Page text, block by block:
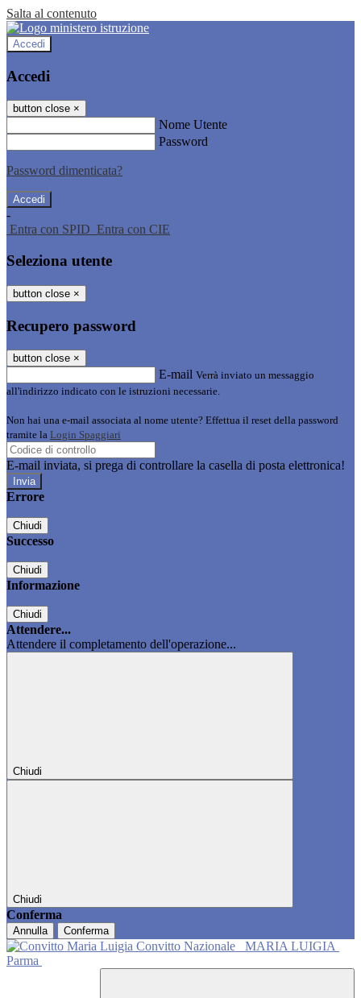
Salta al contenuto
Accedi
Accedi
button close ×
Nome Utente
Password
Password dimenticata?
-
Entra con SPID Entra con CIE
Seleziona utente
button close ×
Recupero password
button close ×
E-mail Verrà inviato un messaggio
all'indirizzo indicato con le istruzioni necessarie.
Non hai una e-mail associata al nome utente? Effettua il reset della password
tramite la Login Spaggiari
E-mail inviata, si prega di controllare la casella di posta elettronica!
Errore
Chiudi
Successo
Chiudi
Informazione
Chiudi
Attendere...
Attendere il completamento dell'operazione...
Chiudi
Chiudi
Conferma
Annulla Conferma
Convitto Nazionale
MARIA LUIGIA
Parma